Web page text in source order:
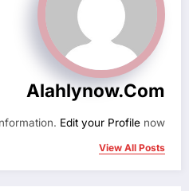
Alahlynow.com
Edit your Profile now.
View All Posts